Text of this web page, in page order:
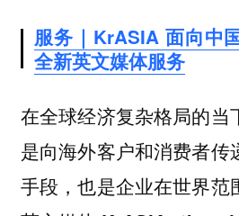
服务｜KrASIA 面向中
全新英文媒体服务
在全球经济复杂格局的当
是向海外客户和消费者传
手段，也是企业在世界范